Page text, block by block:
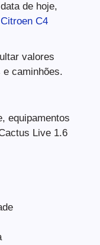
de hoje,
C4
valores
e caminhões.
equipamentos
Live 1.6